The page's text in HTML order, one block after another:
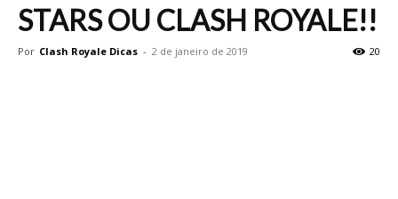
STARS OU CLASH ROYALE!!
Por Clash Royale Dicas - 2 de janeiro de 2019 20